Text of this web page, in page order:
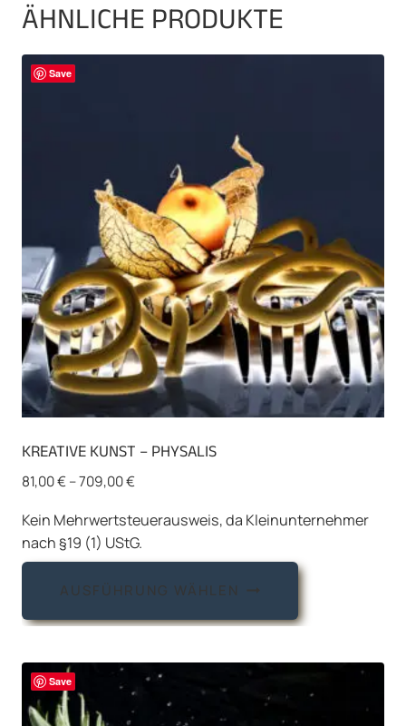
ÄHNLICHE PRODUKTE
Save
KREATIVE KUNST – PHYSALIS
81,00€–709,00€
Kein Mehrwertsteuerausweis, da Kleinunternehmer
nach §19 (1) UStG.
AUSFÜHRUNG WÄHLEN
Dieses
weist
Varianten
auf.
Save